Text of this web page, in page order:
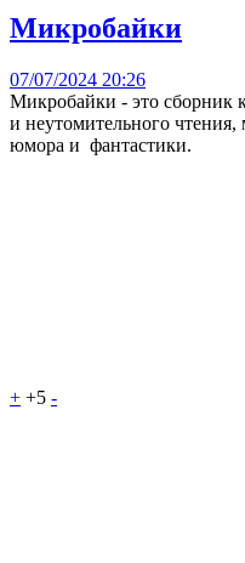
Микробайки
07/07/2024 20:26
Микробайки - это сборник
и неутомительного
юмора и фантастики.
+ +5 -